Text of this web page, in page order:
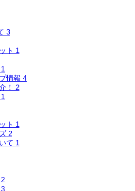
3
ト 1
1
情報 4
！ 2
1
ト 1
2
て 1
2
3